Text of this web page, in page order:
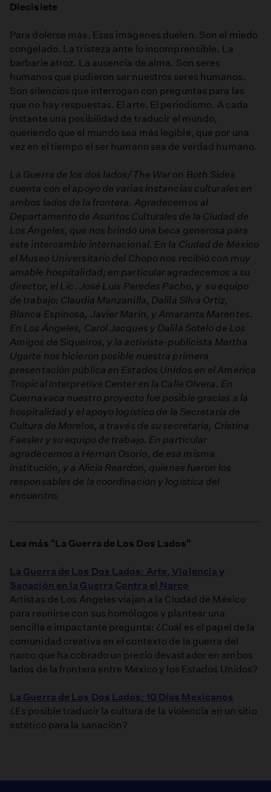
Diecisiete
Para dolerse más. Esas imágenes duelen. Son el miedo
congelado. La tristeza ante lo incomprensible. La
barbarie atroz. La ausencia de alma. Son seres
humanos que pudieron ser nuestros seres humanos.
Son silencios que interrogan con preguntas para las
que no hay respuestas. El arte. El periodismo. A cada
instante una posibilidad de traducir el mundo,
queriendo que el mundo sea más legible, que por una
vez en el tiempo el ser humano sea de verdad humano.
La Guerra de los dos lados/The War on Both Sides
cuenta con el apoyo de varias instancias culturales en
ambos lados de la frontera. Agradecemos al
Departamento de Asuntos Culturales de la Ciudad de
Los Ángeles, que nos brindó una beca generosa para
este intercambio internacional. En la Ciudad de México
el Museo Universitario del Chopo nos recibió con muy
amable hospitalidad; en particular agradecemos a su
director, el Lic. José Luis Paredes Pacho, y su equipo
de trabajo: Claudia Manzanilla, Dalila Silva Ortíz,
Blanca Espinosa, Javier Marín, y Amaranta Marentes.
En Los Ángeles, Carol Jacques y Dalila Sotelo de Los
Amigos de Siqueiros, y la activista-publicista Martha
Ugarte nos hicieron posible nuestra primera
presentación pública en Estados Unidos en el América
Tropical Interpretive Center en la Calle Olvera. En
Cuernavaca nuestro proyecto fue posible gracias a la
hospitalidad y el apoyo logístico de la Secretaría de
Cultura de Morelos, a través de su secretaria, Cristina
Faesler y su equipo de trabajo. En particular
agradecemos a Hernan Osorio, de esa misma
institución, y a Alicia Reardon, quienes fueron los
responsables de la coordinación y logística del
encuentro.
Lea más "La Guerra de Los Dos Lados"
La Guerra de Los Dos Lados: Arte, Violencia y
Sanación en la Guerra Contra el Narco
Artistas de Los Ángeles viajan a la Ciudad de México
para reunirse con sus homólogos y plantear una
sencilla e impactante pregunta: ¿Cuál es el papel de la
comunidad creativa en el contexto de la guerra del
narco que ha cobrado un precio devastador en ambos
lados de la frontera entre México y los Estados Unidos?
La Guerra de Los Dos Lados: 10 Días Mexicanos
¿Es posible traducir la cultura de la violencia en un sitio
estético para la sanación?